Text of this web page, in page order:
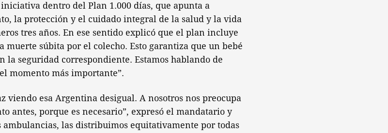
dentro del Plan 1.000 días, que apunta a
la protección y el cuidado integral de la salud y la vida
tres años. En ese sentido explicó que el plan incluye
muerte súbita por el colecho. Esto garantiza que un bebé
la seguridad correspondiente. Estamos hablando de
momento más importante”.
viendo esa Argentina desigual. A nosotros nos preocupa
antes, porque es necesario”, expresó el mandatario y
ambulancias, las distribuimos equitativamente por todas